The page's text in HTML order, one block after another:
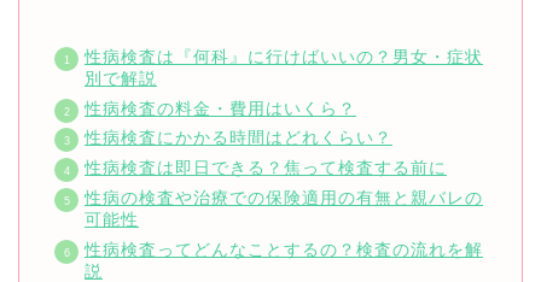
性病検査は『何科』に行けばいいの？男女・症状
別で解説
性病検査の料金・費用はいくら？
性病検査にかかる時間はどれくらい？
性病検査は即日できる？焦って検査する前に
性病の検査や治療での保険適用の有無と親バレの
可能性
性病検査ってどんなことするの？検査の流れを解
説